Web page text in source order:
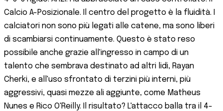
Calcio A-Posizionale. Il centro del progetto è la fluidità. I
calciatori non sono più legati alle catene, ma sono liberi
di scambiarsi continuamente. Questo è stato reso
possibile anche grazie all'ingresso in campo di un
talento che sembrava destinato ad altri lidi, Rayan
Cherki, e all'uso sfrontato di terzini più interni, più
aggressivi, quasi mezze ali aggiunte, come Matheus
Nunes e Rico O'Reilly. Il risultato? L'attacco balla tra il 4-